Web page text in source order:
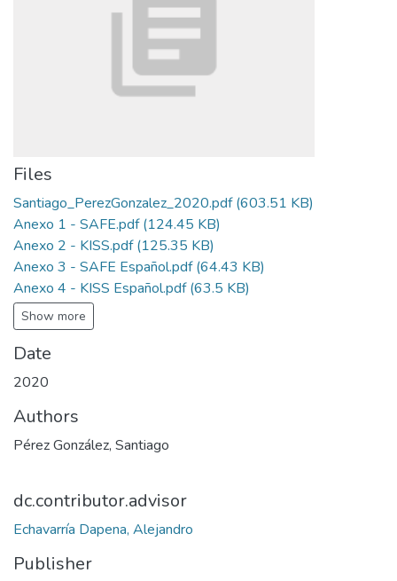
Files
Santiago_PerezGonzalez_2020.pdf(603.51 KB)
Anexo 1 - SAFE.pdf(124.45 KB)
Anexo 2 - KISS.pdf(125.35 KB)
Anexo 3 - SAFE Español.pdf(64.43 KB)
Anexo 4 - KISS Español.pdf(63.5 KB)
Show more
Date
2020
Authors
Pérez González, Santiago
dc.contributor.advisor
Echavarría Dapena, Alejandro
Publisher